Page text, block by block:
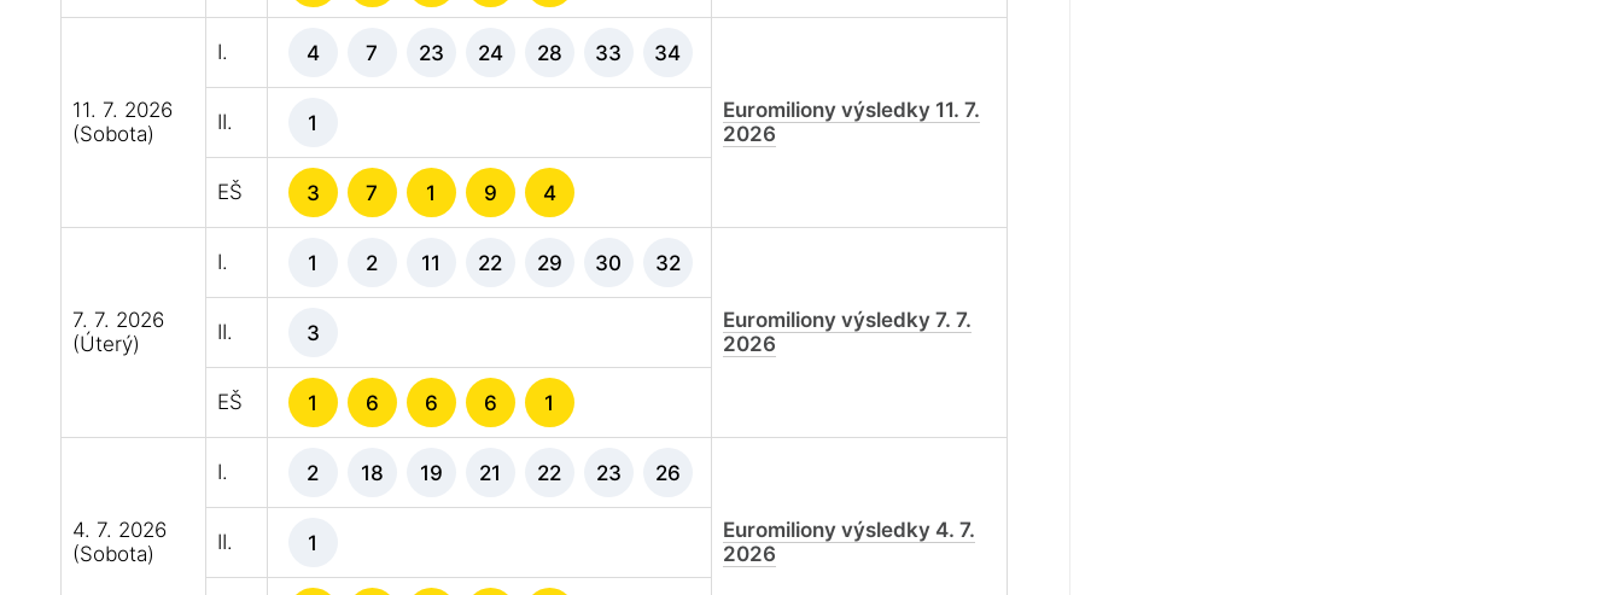
11. 7. 2026
(Sobota)
I. 4 7 23 24 28 33 34
Euromiliony výsledky 11. 7.
2026
II. 1
EŠ 3 7 1 9 4
7. 7. 2026
(Úterý)
I. 1 2 11 22 29 30 32
Euromiliony výsledky 7. 7.
2026
II. 3
EŠ 1 6 6 6 1
4. 7. 2026
(Sobota)
I. 2 18 19 21 22 23 26
Euromiliony výsledky 4. 7.
2026
II. 1